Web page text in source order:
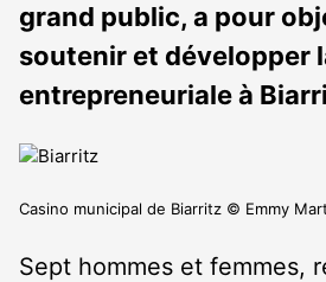
grand public, a pour
soutenir et développer
entrepreneuriale à
Casino municipal de Biarritz © Emmy
Sept hommes et femmes,